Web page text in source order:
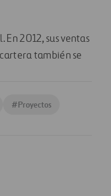
2012, sus ventas
también se
#Proyectos